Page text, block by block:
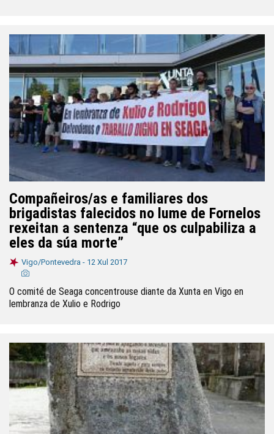
Compañeiros/as e familiares dos
brigadistas falecidos no lume de Fornelos
rexeitan a sentenza “que os culpabiliza a
eles da súa morte”
Vigo/Pontevedra - 12 Xul 2017
O comité de Seaga concentrouse diante da Xunta en Vigo en
lembranza de Xulio e Rodrigo